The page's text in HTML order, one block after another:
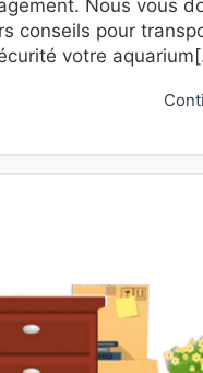
Nous vous
conseils pour
votre